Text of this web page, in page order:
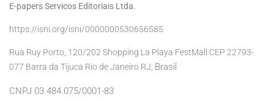
E-papers Servicos Editoriais Ltda.
https://isni.org/isni/0000000530656585
Rua Ruy Porto, 120/202 Shopping La Playa FestMall CEP 22793-
077 Barra da Tijuca Rio de Janeiro RJ, Brasil
CNPJ 03.484.075/0001-83